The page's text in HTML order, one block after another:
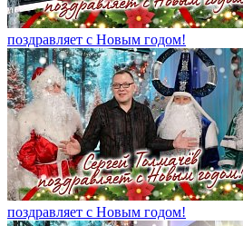
поздравляет с Новым годом!
поздравляет с Новым годом!